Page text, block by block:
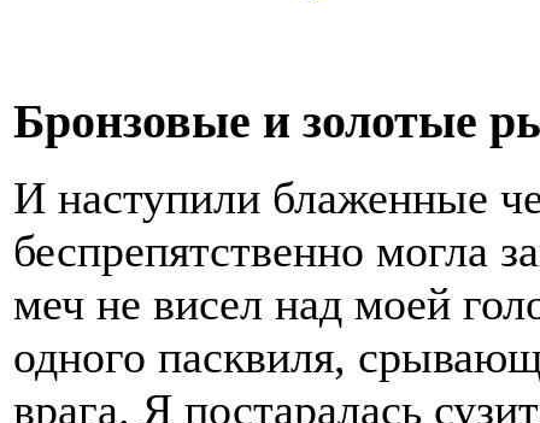
Бронзовые и золотые
И наступили блаженные
беспрепятственно могла
меч не висел над моей
одного пасквиля,
врага. Я постаралась